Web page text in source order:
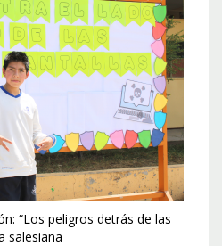
“Los peligros detrás de las
salesiana